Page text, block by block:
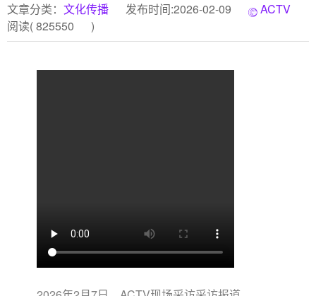
文章分类： 文化传播 发布时间:2026-02-09
ACTV
阅读(825550 )